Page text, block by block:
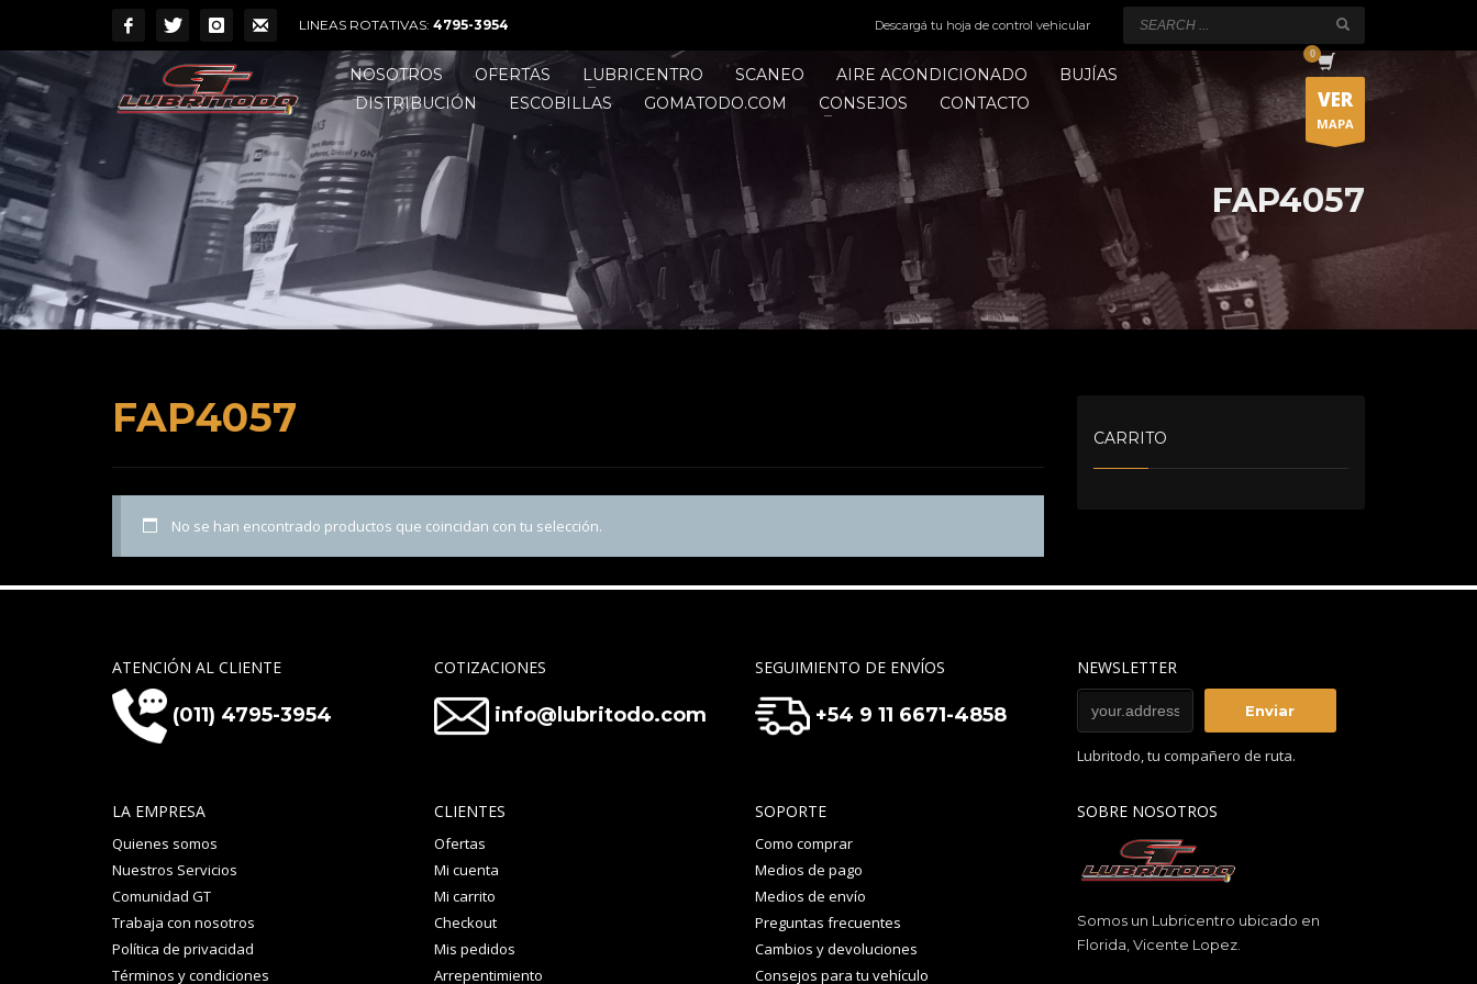
LINEAS ROTATIVAS: 4795-3954 Descargá tu hoja de control vehicular
NOSOTROS OFERTAS LUBRICENTRO SCANEO AIRE ACONDICIONADO
BUJÍAS
DISTRIBUCIÓN
ESCOBILLAS GOMATODO.COM CONSEJOS CONTACTO VER
MAPA
FAP4057
FAP4057
No se han encontrado productos que coincidan con tu selección.
CARRITO
ATENCIÓN AL CLIENTE
(011) 4795-3954
COTIZACIONES
info@lubritodo.com
SEGUIMIENTO DE ENVÍOS
+54 9 11 6671-4858
NEWSLETTER
Lubritodo, tu compañero de ruta.
LA EMPRESA
Quienes somos
Nuestros Servicios
Comunidad GT
Trabaja con nosotros
Política de privacidad
Términos y condiciones
CLIENTES
Ofertas
Mi cuenta
Mi carrito
Checkout
Mis pedidos
Arrepentimiento
SOPORTE
Como comprar
Medios de pago
Medios de envío
Preguntas frecuentes
Cambios y devoluciones
Consejos para tu vehículo
SOBRE NOSOTROS
Somos un Lubricentro ubicado en
Florida, Vicente Lopez.